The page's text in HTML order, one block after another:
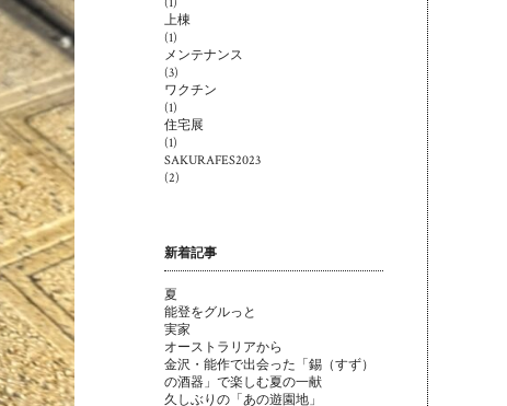
上棟
(1)
メンテナンス
(3)
ワクチン
(1)
住宅展
(1)
SAKURAFES2023
(2)
新着記事
夏
能登をグルっと
実家
オーストラリアから
金沢・能作で出会った「錫（すず）
の酒器」で楽しむ夏の一献
久しぶりの「あの遊園地」